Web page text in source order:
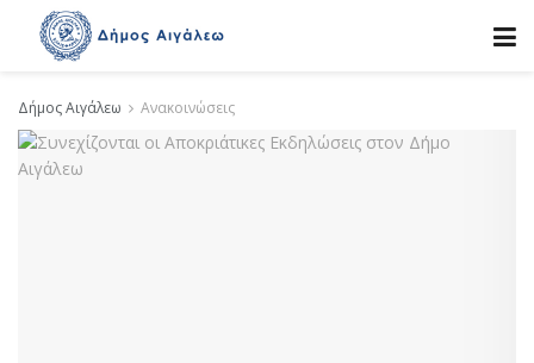
Δήμος Αιγάλεω Ανακοινώσεις